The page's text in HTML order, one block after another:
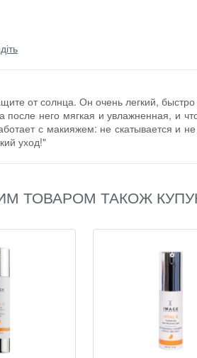
от солнца. Он очень легкий,
него мягкая и увлажненная, и
с макияжем: не скатывается и
уход!"
ТОВАРОМ ТАКОЖ